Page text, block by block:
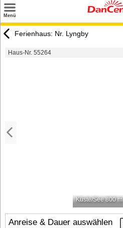
Menü
Urlaubsziele
Ferienhaus: Nr. Lyngby
Haus-Nr. 55264
Küste/See 800 m
Anreise & Dauer auswählen